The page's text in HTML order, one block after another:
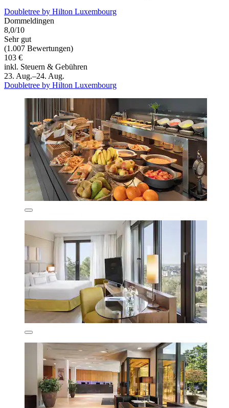
Doubletree by Hilton Luxembourg
Dommeldingen
8,0/10
Sehr gut
(1.007 Bewertungen)
103 €
inkl. Steuern & Gebühren
23. Aug.–24. Aug.
Doubletree by Hilton Luxembourg